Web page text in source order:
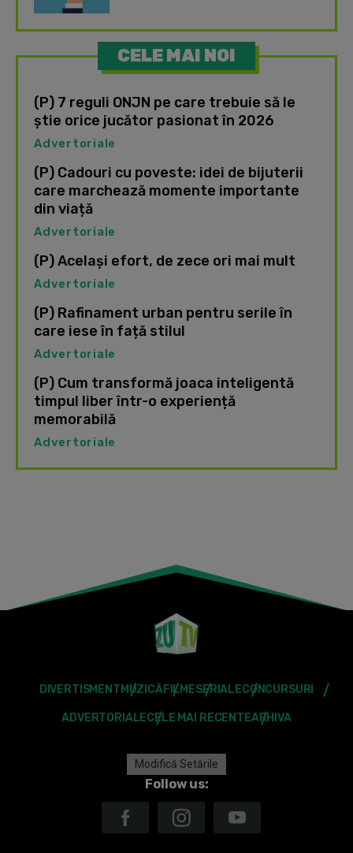
CELE MAI NOI
(P) 7 reguli ONJN pe care trebuie să le
știe orice jucător pasionat în 2026
Advertoriale
(P) Cadouri cu poveste: idei de bijuterii
care marchează momente importante
din viață
Advertoriale
(P) Același efort, de zece ori mai mult
Advertoriale
(P) Rafinament urban pentru serile în
care iese în față stilul
Advertoriale
(P) Cum transformă joaca inteligentă
timpul liber într-o experiență
memorabilă
Advertoriale
DIVERTISMENT MUZICĂFILMESERIALECONCURSURI
ADVERTORIALECELE MAI RECENTEARHIVA
Modifică Setările
Follow us: